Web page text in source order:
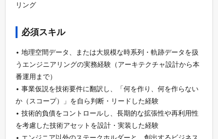
リング
必須スキル
• 地理空間データ、または大規模な時系列・軌跡データを扱
うエンジニアリングの実務経験（アーキテクチャ設計から本
番運用まで）
• 事業仮説を技術要件に翻訳し、「何を作り、何を作らない
か（スコープ）」を自ら判断・リードした経験
• 技術的負債をコントロールし、長期的な拡張性や再利用性
を考慮した技術アセットを設計・実装した経験